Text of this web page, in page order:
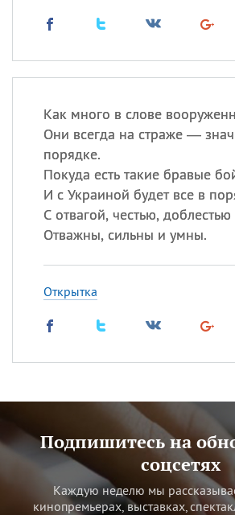
Как много в слове
Они всегда на страже —
порядке.
Покуда есть такие бравые
И с Украиной будет все в
С отвагой, честью,
Отважны, сильны и умны.
Открытка
Подпишитесь на
соцсетях
Каждую неделю мы
кинопремьерах, выставках,